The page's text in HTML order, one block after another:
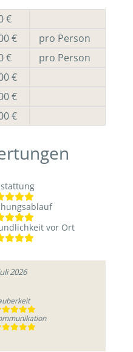
€
€
pro Person
€
pro Person
€
€
€
vor Ort
2026